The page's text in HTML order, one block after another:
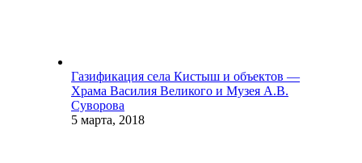
Газификация села Кистыш и объектов —
Храма Василия Великого и Музея А.В.
Суворова
5 марта, 2018